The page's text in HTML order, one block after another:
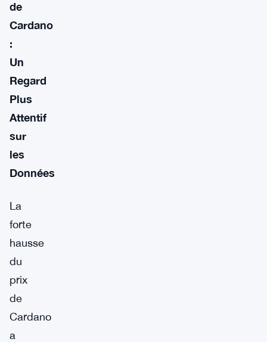
de
Cardano
:
Un
Regard
Plus
Attentif
sur
les
Données
La
forte
hausse
du
prix
de
Cardano
a